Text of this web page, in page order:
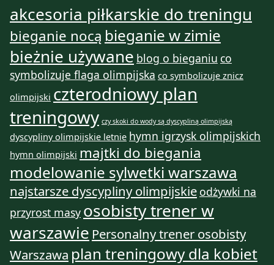
akcesoria piłkarskie do treningu
bieganie nocą bieganie w zimie
bieżnie używane blog o bieganiu co
symbolizuje flaga olimpijska co symbolizuje znicz
olimpijski czterodniowy plan
treningowy czy skoki do wody są dyscypliną olimpijską
dyscypliny olimpijskie letnie hymn igrzysk olimpijskich
hymn olimpijski majtki do biegania
modelowanie sylwetki warszawa
najstarsze dyscypliny olimpijskie odżywki na
przyrost masy osobisty trener w
warszawie Personalny trener osobisty
Warszawa plan treningowy dla kobiet